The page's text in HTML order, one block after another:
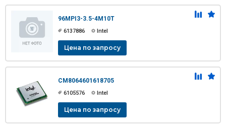
96MPI3-3.5-4M10T
6137886 Intel
Цена по запросу
CM8064601618705
6105576 Intel
Цена по запросу